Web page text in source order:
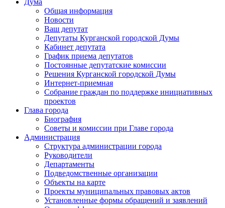
Дума
Общая информация
Новости
Ваш депутат
Депутаты Курганской городской Думы
Кабинет депутата
График приема депутатов
Постоянные депутатские комиссии
Решения Курганской городской Думы
Интернет-приемная
Собрание граждан по поддержке инициативных
проектов
Глава города
Биография
Советы и комиссии при Главе города
Администрация
Структура администрации города
Руководители
Департаменты
Подведомственные организации
Объекты на карте
Проекты муниципальных правовых актов
Установленные формы обращений и заявлений